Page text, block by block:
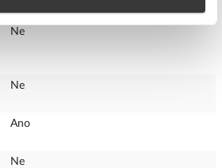
Ne
Ne
Ano
Ne